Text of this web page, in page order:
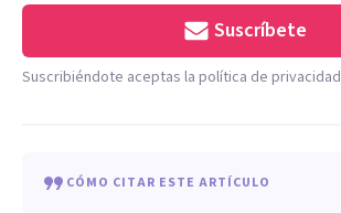
Suscríbete
Suscribiéndote aceptas la política de privacidad
CÓMO CITAR ESTE ARTÍCULO